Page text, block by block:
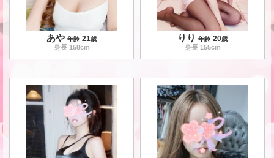
あや 年齢 21歳
身長 158cm
りり 年齢 20歳
身長 155cm